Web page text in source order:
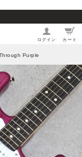
ログイン カート
Purple